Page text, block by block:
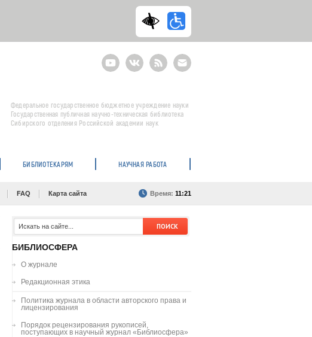
YoutubeВКонтактеRSS
E-
mail
подписка
Федеральное государственное бюджетное учреждение науки
Государственная публичная научно-техническая библиотека
Сибирского отделения Российской академии наук
БИБЛИОТЕКАРЯМ НАУЧНАЯ РАБОТА
FAQ Карта сайта Время: 11:21
БИБЛИОСФЕРА
О журнале
Редакционная этика
Политика журнала в области авторского права и
лицензирования
Порядок рецензирования рукописей,
поступающих в научный журнал «Библиосфера»